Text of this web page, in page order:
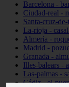
Barcelona -
Ciudad-real -
Santa-cruz-
La-rioja -
Almería -
Madrid -
Granada -
Illes-balears -
Las-palmas -
Cádiz - el-